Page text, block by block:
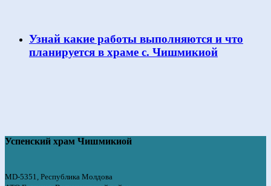
Узнай какие работы выполняются и что
планируется в храме с. Чишмикиой
Успенский храм Чишмикиой
MD-5351, Республика Молдова